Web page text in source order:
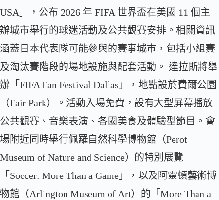
USA」，公布 2026 年 FIFA 世界盃在美國 11 個主
辦城市舉行的球迷活動及公共觀賽安排。相關資訊
涵蓋日本代表隊可能參與的賽事城市，包括小組賽
及淘汰賽階段的場地設施與配套活動。 達拉斯將舉
辦「FIFA Fan Festival Dallas」，地點設於費爾公園
（Fair Park）。活動入場免費，設有大型屏幕播放
公共觀賽、音樂表演、各國美食及體驗型節目。會
場附近同時舉行佩羅自然科學博物館（Perot
Museum of Nature and Science）的特別展覽
「Soccer: More Than a Game」，以及阿靈頓藝術博
物館（Arlington Museum of Art）的「More Than a